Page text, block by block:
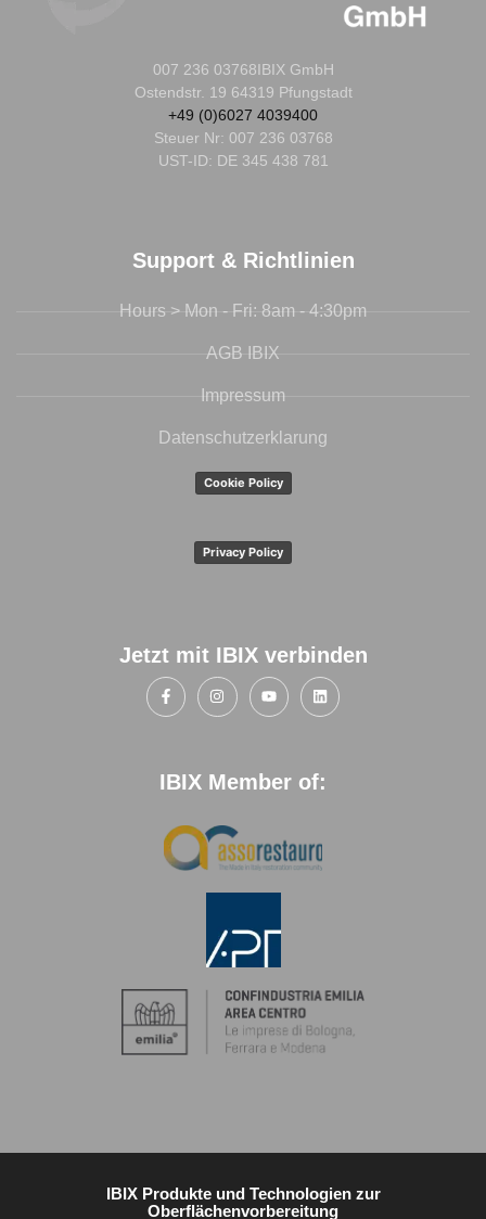
007 236 03768IBIX GmbH
Ostendstr. 19 64319 Pfungstadt
+49 (0)6027 4039400
Steuer Nr: 007 236 03768
UST-ID: DE 345 438 781
Support & Richtlinien
Hours > Mon - Fri: 8am - 4:30pm
AGB IBIX
Impressum
Datenschutzerklarung
Cookie Policy
Privacy Policy
Jetzt mit IBIX verbinden
IBIX Member of:
IBIX Produkte und Technologien zur
Oberflächenvorbereitung